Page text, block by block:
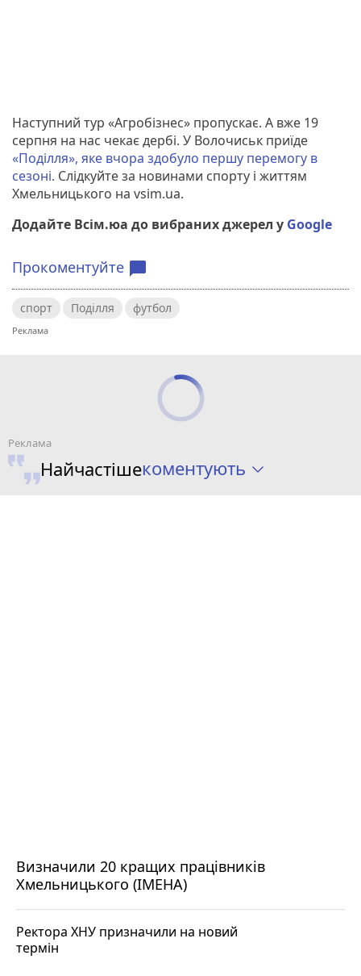
Наступний тур «Агробізнес» пропускає. А вже 19
серпня на нас чекає дербі. У Волочиськ приїде
«Поділля», яке вчора здобуло першу перемогу в
сезоні. Слідкуйте за новинами спорту і життям
Хмельницького на vsim.ua.
Додайте Всім.юа до вибраних джерел у Google
Прокоментуйте chat_bubble
спорт Поділля футбол
Найчастішекоментують
Визначили 20 кращих працівників
Хмельницького (ІМЕНА)
Ректора ХНУ призначили на новий
термін